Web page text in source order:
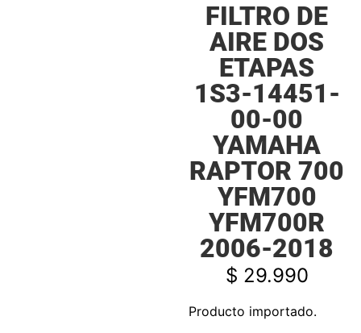
FILTRO DE
AIRE DOS
ETAPAS
1S3-14451-
00-00
YAMAHA
RAPTOR 700
YFM700
YFM700R
2006-2018
$ 29.990
Producto importado.